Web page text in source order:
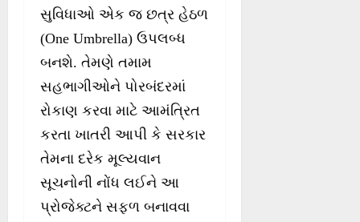
સુવિધાઓ એક જ છત્ર હેઠળ
(One Umbrella) ઉપલબ્ધ
બનશે. તેમણે તમામ
સહભાગીઓને પોરબંદરમાં
રોકાણ કરવા માટે આમંત્રિત
કરતા ખાતરી આપી કે સરકાર
તેમના દરેક મૂલ્યવાન
સૂચનોની નોંધ લઈને આ
પ્રોજેક્ટને સફળ બનાવવા